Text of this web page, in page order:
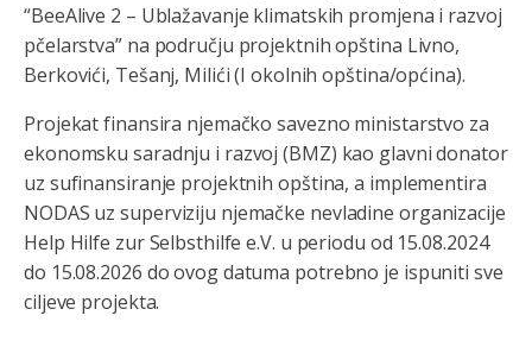
“BeeAlive 2 – Ublažavanje klimatskih promjena i razvoj
pčelarstva” na području projektnih opština Livno,
Berkovići, Tešanj, Milići (I okolnih opština/općina).
Projekat finansira njemačko savezno ministarstvo za
ekonomsku saradnju i razvoj (BMZ) kao glavni donator
uz sufinansiranje projektnih opština, a implementira
NODAS uz superviziju njemačke nevladine organizacije
Help Hilfe zur Selbsthilfe e.V. u periodu od 15.08.2024
do 15.08.2026 do ovog datuma potrebno je ispuniti sve
ciljeve projekta.